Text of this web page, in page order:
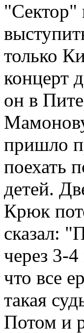
"Сектор"
только
концерт
он в
пришло
поехать
детей.
Крюк
сказал:
через 3-
что все
такая
Потом и